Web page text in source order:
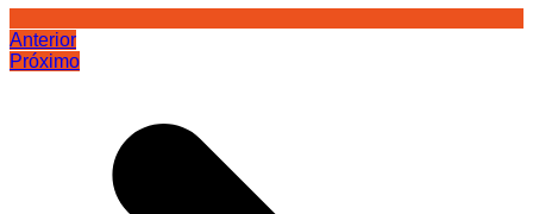
Anterior
Próximo